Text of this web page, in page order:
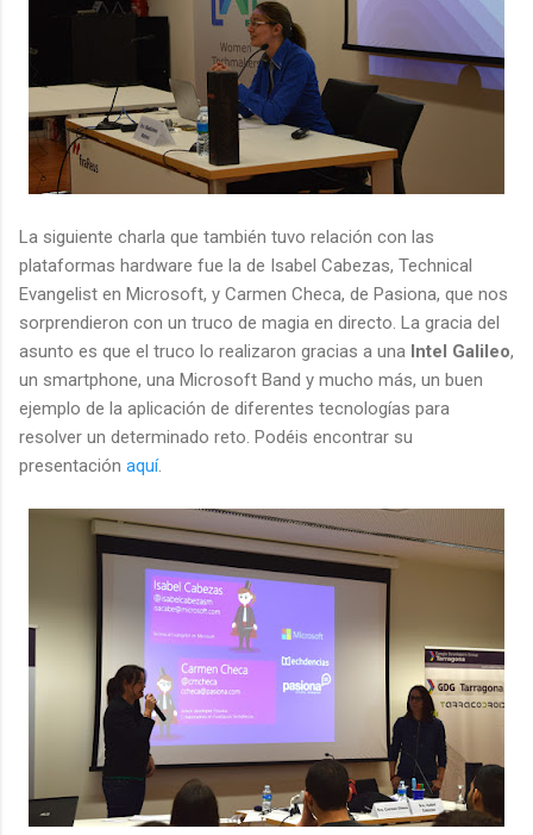
La siguiente charla que también tuvo relación con las
plataformas hardware fue la de Isabel Cabezas, Technical
Evangelist en Microsoft, y Carmen Checa, de Pasiona, que nos
sorprendieron con un truco de magia en directo. La gracia del
asunto es que el truco lo realizaron gracias a una Intel Galileo,
un smartphone, una Microsoft Band y mucho más, un buen
ejemplo de la aplicación de diferentes tecnologías para
resolver un determinado reto. Podéis encontrar su
presentación aquí.